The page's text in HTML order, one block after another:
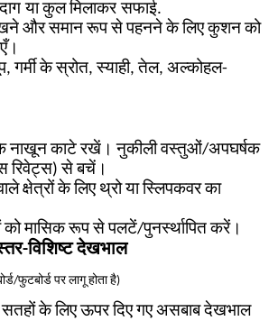
या कुल मिलाकर सफाई.
और समान रूप से पहनने के लिए कुशन को
गर्मी के स्रोत, स्याही, तेल, अल्कोहल-
के नाखून काटे रखें। नुकीली वस्तुओं/अपघर्षक
रिवेट्स) से बचें।
क्षेत्रों के लिए थ्रो या स्लिपकवर का
को मासिक रूप से पलटें/पुनर्स्थापित करें।
विशिष्ट देखभाल
फुटबोर्ड पर लागू होता है)
के लिए ऊपर दिए गए असबाब देखभाल